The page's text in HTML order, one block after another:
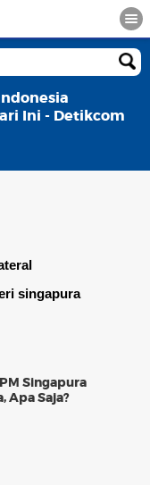
Ini - Detikcom
singapura
Singapura
Apa Saja?